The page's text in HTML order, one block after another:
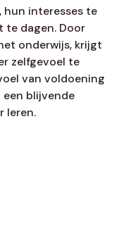
interesses te
te dagen. Door
onderwijs, krijgt
zelfgevoel te
van voldoening
blijvende
leren.